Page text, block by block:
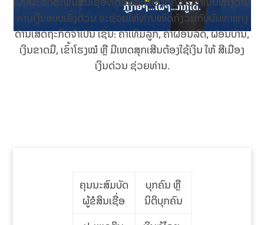
ການເງິນແບບເລັ່ງດ່ວນ ຈະຊ່ວຍໃຫ້ທ່ານໝົດກັງວົນກັບບັນຫາທາງ
ດ້ານເສດຖະກິດຈຳເປັນ ເຊັ່ນ: ຄ່າເທີມລູກ, ຄ່າຜ່ອນລົດ, ຜ່ອນບ້ານ,
ເງິນຂາດມື, ເຂົ້າໂຮງໝໍ ຫຼື ມີເຫດສຸກເສີນຕ້ອງໃຊ້ເງິນ ໃຫ້ ສີເມືອງ
ເງິນດ່ວນ ຊ່ວຍທ່ານ.
ຄຸນນະສົມບັດ
ຜູ້ຂໍສິນເຊື່ອ
ບຸກຄົນ ຫຼື
ນິຕິບຸກຄົນ